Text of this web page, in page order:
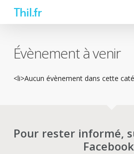
content
Thil.fr
Évènement à venir
<li>Aucun évènement dans cette
Pour rester informé,